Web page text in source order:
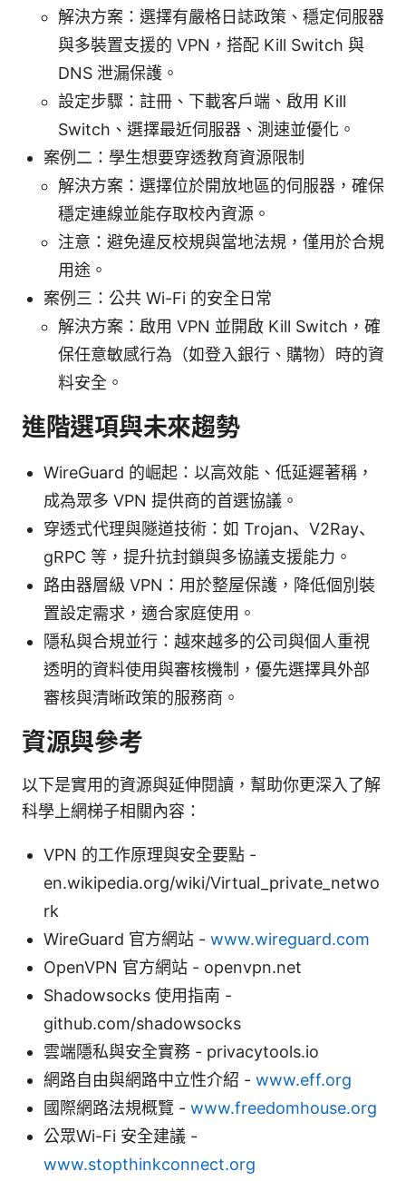
解決方案：選擇有嚴格日誌政策、穩定伺服器
與多裝置支援的 VPN，搭配 Kill Switch 與
DNS 泄漏保護。
設定步驟：註冊、下載客戶端、啟用 Kill
Switch、選擇最近伺服器、測速並優化。
案例二：學生想要穿透教育資源限制
解決方案：選擇位於開放地區的伺服器，確保
穩定連線並能存取校內資源。
注意：避免違反校規與當地法規，僅用於合規
用途。
案例三：公共 Wi-Fi 的安全日常
解決方案：啟用 VPN 並開啟 Kill Switch，確
保任意敏感行為（如登入銀行、購物）時的資
料安全。
進階選項與未來趨勢
WireGuard 的崛起：以高效能、低延遲著稱，
成為眾多 VPN 提供商的首選協議。
穿透式代理與隧道技術：如 Trojan、V2Ray、
gRPC 等，提升抗封鎖與多協議支援能力。
路由器層級 VPN：用於整屋保護，降低個別裝
置設定需求，適合家庭使用。
隱私與合規並行：越來越多的公司與個人重視
透明的資料使用與審核機制，優先選擇具外部
審核與清晰政策的服務商。
資源與參考
以下是實用的資源與延伸閱讀，幫助你更深入了解
科學上網梯子相關內容：
VPN 的工作原理與安全要點 -
en.wikipedia.org/wiki/Virtual_private_netwo
rk
WireGuard 官方網站 - www.wireguard.com
OpenVPN 官方網站 - openvpn.net
Shadowsocks 使用指南 -
github.com/shadowsocks
雲端隱私與安全實務 - privacytools.io
網路自由與網路中立性介紹 - www.eff.org
國際網路法規概覽 - www.freedomhouse.org
公眾Wi-Fi 安全建議 -
www.stopthinkconnect.org